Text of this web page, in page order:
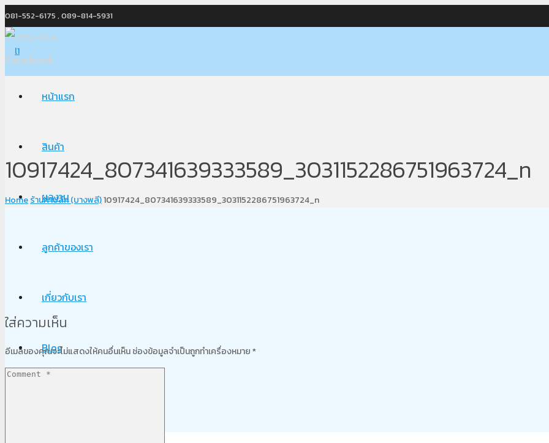
081-552-6175 , 089-814-5931
0-2750-5568
Facebook
หน้าแรก
สินค้า
ผลงาน
ลูกค้าของเรา
เกี่ยวกับเรา
Blog
10917424_807341639333589_3031152286751963724_n
Homeร้านค้าปลีก (บางพลี)10917424_807341639333589_3031152286751963724_n
ใส่ความเห็น
อีเมลของคุณจะไม่แสดงให้คนอื่นเห็นช่องข้อมูลจำเป็นถูกทำเครื่องหมาย*